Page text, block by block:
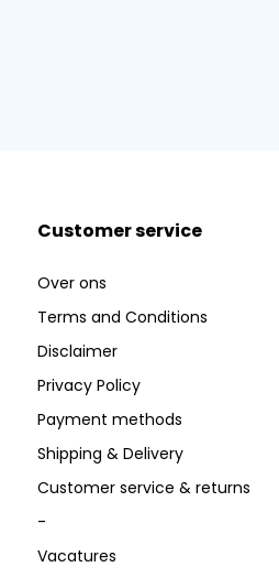
Customer service
Over ons
Terms and Conditions
Disclaimer
Privacy Policy
Payment methods
Shipping & Delivery
Customer service & returns
-
Vacatures